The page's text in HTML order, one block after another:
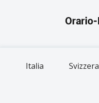
Italia Svizzera